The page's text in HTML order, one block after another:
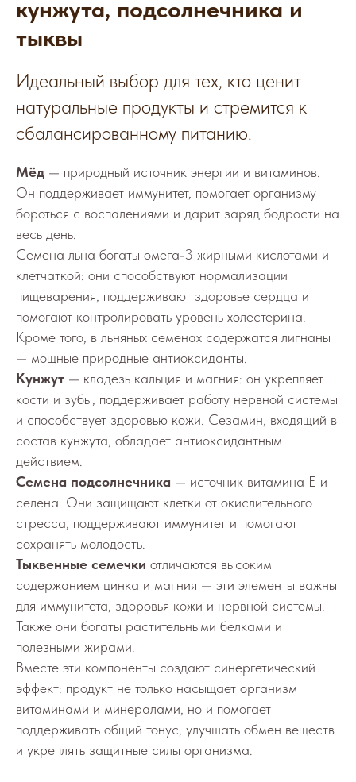
кунжута, подсолнечника и
тыквы
Идеальный выбор для тех, кто ценит
натуральные продукты и стремится к
сбалансированному питанию.
Мёд — природный источник энергии и витаминов.
Он поддерживает иммунитет, помогает организму
бороться с воспалениями и дарит заряд бодрости на
весь день.
Семена льна богаты омега‑3 жирными кислотами и
клетчаткой: они способствуют нормализации
пищеварения, поддерживают здоровье сердца и
помогают контролировать уровень холестерина.
Кроме того, в льняных семенах содержатся лигнаны
— мощные природные антиоксиданты.
Кунжут — кладезь кальция и магния: он укрепляет
кости и зубы, поддерживает работу нервной системы
и способствует здоровью кожи. Сезамин, входящий в
состав кунжута, обладает антиоксидантным
действием.
Семена подсолнечника — источник витамина E и
селена. Они защищают клетки от окислительного
стресса, поддерживают иммунитет и помогают
сохранять молодость.
Тыквенные семечки отличаются высоким
содержанием цинка и магния — эти элементы важны
для иммунитета, здоровья кожи и нервной системы.
Также они богаты растительными белками и
полезными жирами.
Вместе эти компоненты создают синергетический
эффект: продукт не только насыщает организм
витаминами и минералами, но и помогает
поддерживать общий тонус, улучшать обмен веществ
и укреплять защитные силы организма.